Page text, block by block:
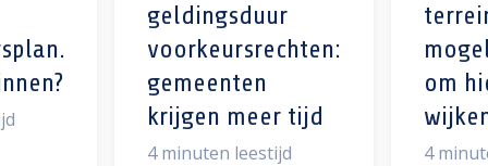
geldingsduur
voorkeursrechten:
gemeenten
krijgen meer tijd
4 minuten leestijd
om
4